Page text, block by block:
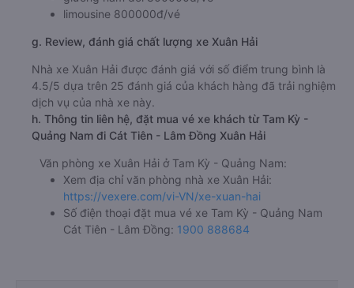
limousine 800000đ/vé
g. Review, đánh giá chất lượng xe Xuân Hải
Nhà xe Xuân Hải được đánh giá với số điểm trung bình là
4.5/5 dựa trên 25 đánh giá của khách hàng đã trải nghiệm
dịch vụ của nhà xe này.
h. Thông tin liên hệ, đặt mua vé xe khách từ Tam Kỳ -
Quảng Nam đi Cát Tiên - Lâm Đồng Xuân Hải
Văn phòng xe Xuân Hải ở Tam Kỳ - Quảng Nam:
Xem địa chỉ văn phòng nhà xe Xuân Hải:
https://vexere.com/vi-VN/xe-xuan-hai
Số điện thoại đặt mua vé xe Tam Kỳ - Quảng Nam
Cát Tiên - Lâm Đồng: 1900 888684